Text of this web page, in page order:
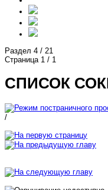
Раздел 4 / 21
Страница 1 / 1
СПИСОК
/